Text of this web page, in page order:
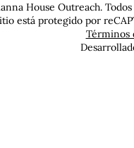
House Outreach. Todos
está protegido por
Términos